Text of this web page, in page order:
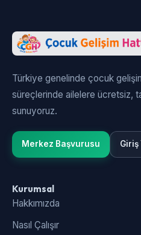
Türkiye genelinde çocuk
süreçlerinde ailelere ücretsiz,
sunuyoruz.
Merkez Başvurusu Giriş
Kurumsal
Hakkımızda
Nasıl Çalışır